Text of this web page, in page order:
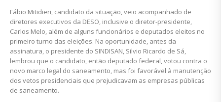
Fábio Mitidieri, candidato da situação, veio acompanhado de
diretores executivos da DESO, inclusive o diretor-presidente,
Carlos Melo, além de alguns funcionários e deputados eleitos no
primeiro turno das eleições. Na oportunidade, antes da
assinatura, o presidente do SINDISAN, Silvio Ricardo de Sá,
lembrou que o candidato, então deputado federal, votou contra o
novo marco legal do saneamento, mas foi favorável à manutenção
dos vetos presidenciais que prejudicavam as empresas públicas
de saneamento.